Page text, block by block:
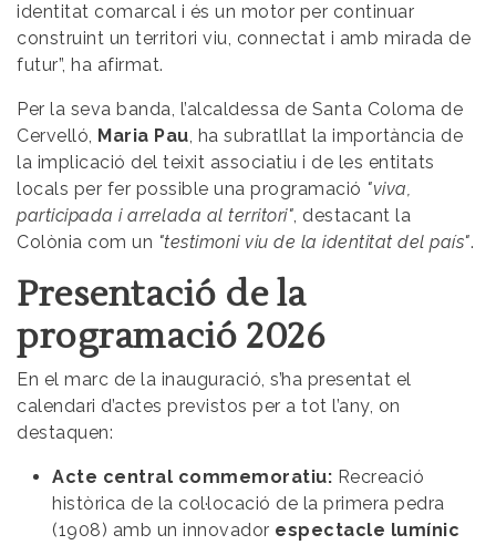
identitat comarcal i és un motor per continuar
construint un territori viu, connectat i amb mirada de
futur”, ha afirmat.
Per la seva banda, l’alcaldessa de Santa Coloma de
Cervelló, Maria Pau, ha subratllat la importància de
la implicació del teixit associatiu i de les entitats
locals per fer possible una programació "viva,
participada i arrelada al territori", destacant la
Colònia com un "testimoni viu de la identitat del país".
Presentació de la
programació 2026
En el marc de la inauguració, s’ha presentat el
calendari d’actes previstos per a tot l’any, on
destaquen:
Acte central commemoratiu: Recreació
històrica de la col·locació de la primera pedra
(1908) amb un innovador espectacle lumínic